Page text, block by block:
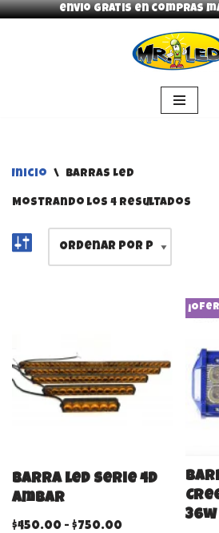
envio gratis en compras
Inicio \ Barras Led
Mostrando los 4 resultados
Barra led serie 4D
ambar
$450.00 - $750.00